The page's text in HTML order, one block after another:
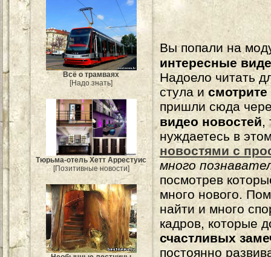
Всё о трамваях
[Надо знать]
Тюрьма-отель Хетт Аррестуис
[Позитивные новости]
Вы попали на
интересные
Надоело читать
стула и
пришли сюда
видео новостей,
нуждаетесь в
новостями с
много
посмотрев
много нового.
найти и много
кадров, которые
счастливых
постоянно